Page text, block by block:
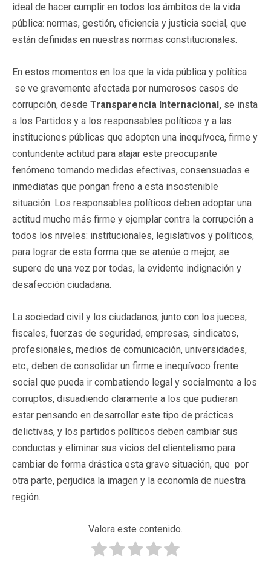
ideal de hacer cumplir en todos los ámbitos de la vida
pública: normas, gestión, eficiencia y justicia social, que
están definidas en nuestras normas constitucionales.
En estos momentos en los que la vida pública y política
se ve gravemente afectada por numerosos casos de
corrupción, desde Transparencia Internacional, se insta
a los Partidos y a los responsables políticos y a las
instituciones públicas que adopten una inequívoca, firme y
contundente actitud para atajar este preocupante
fenómeno tomando medidas efectivas, consensuadas e
inmediatas que pongan freno a esta insostenible
situación. Los responsables políticos deben adoptar una
actitud mucho más firme y ejemplar contra la corrupción a
todos los niveles: institucionales, legislativos y políticos,
para lograr de esta forma que se atenúe o mejor, se
supere de una vez por todas, la evidente indignación y
desafección ciudadana.
La sociedad civil y los ciudadanos, junto con los jueces,
fiscales, fuerzas de seguridad, empresas, sindicatos,
profesionales, medios de comunicación, universidades,
etc., deben de consolidar un firme e inequívoco frente
social que pueda ir combatiendo legal y socialmente a los
corruptos, disuadiendo claramente a los que pudieran
estar pensando en desarrollar este tipo de prácticas
delictivas, y los partidos políticos deben cambiar sus
conductas y eliminar sus vicios del clientelismo para
cambiar de forma drástica esta grave situación, que por
otra parte, perjudica la imagen y la economía de nuestra
región.
Valora este contenido.